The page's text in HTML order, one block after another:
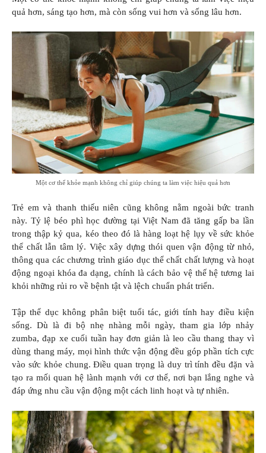
quả hơn, sáng tạo hơn, mà còn sống vui hơn và sống lâu hơn.
Một cơ thể khỏe mạnh không chỉ giúp chúng ta làm việc hiệu quả hơn
Trẻ em và thanh thiếu niên cũng không nằm ngoài bức tranh
này. Tỷ lệ béo phì học đường tại Việt Nam đã tăng gấp ba lần
trong thập kỷ qua, kéo theo đó là hàng loạt hệ lụy về sức khỏe
thể chất lẫn tâm lý. Việc xây dựng thói quen vận động từ nhỏ,
thông qua các chương trình giáo dục thể chất chất lượng và hoạt
động ngoại khóa đa dạng, chính là cách bảo vệ thế hệ tương lai
khỏi những rủi ro về bệnh tật và lệch chuẩn phát triển.
Tập thể dục không phân biệt tuổi tác, giới tính hay điều kiện
sống. Dù là đi bộ nhẹ nhàng mỗi ngày, tham gia lớp nhảy
zumba, đạp xe cuối tuần hay đơn giản là leo cầu thang thay vì
dùng thang máy, mọi hình thức vận động đều góp phần tích cực
vào sức khỏe chung. Điều quan trọng là duy trì tính đều đặn và
tạo ra mối quan hệ lành mạnh với cơ thể, nơi bạn lắng nghe và
đáp ứng nhu cầu vận động một cách linh hoạt và tự nhiên.